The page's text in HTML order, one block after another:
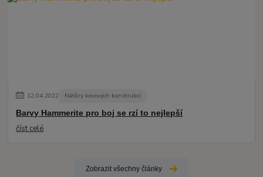
12.04.2022 Nátěry kovových konstrukcí
Barvy Hammerite pro boj se rzí to nejlepší
číst celé
Zobrazit všechny články